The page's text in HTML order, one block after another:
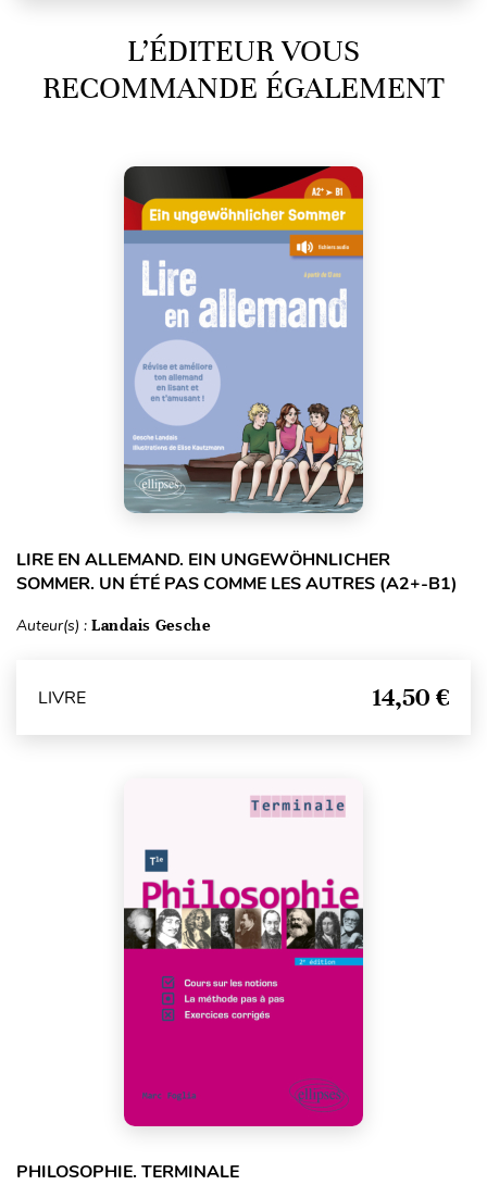
L’ÉDITEUR VOUS
RECOMMANDE ÉGALEMENT
LIRE EN ALLEMAND. EIN UNGEWÖHNLICHER
SOMMER. UN ÉTÉ PAS COMME LES AUTRES (A2+-B1)
Auteur(s) : Landais Gesche
LIVRE 14,50 €
PHILOSOPHIE. TERMINALE